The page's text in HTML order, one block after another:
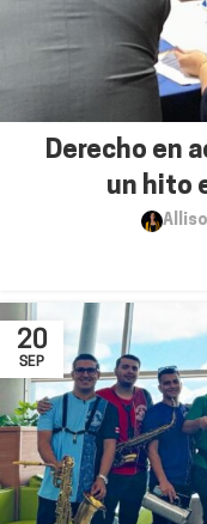
Derecho en
un hito
20
SEP